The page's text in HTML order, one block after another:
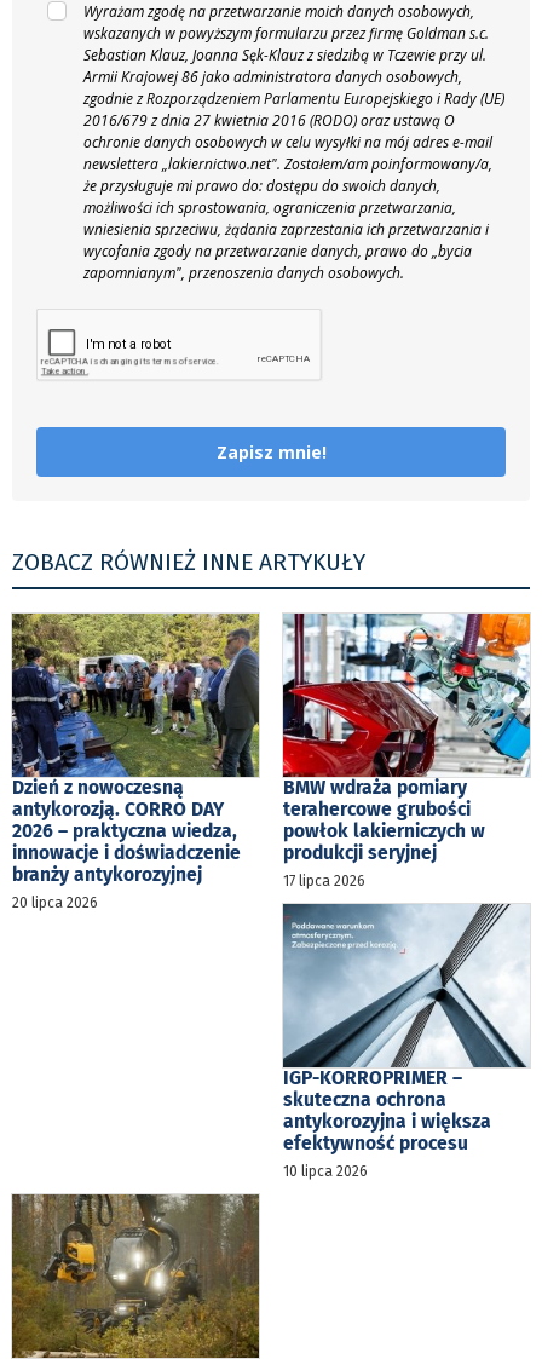
Wyrażam zgodę na przetwarzanie moich danych osobowych,
wskazanych w powyższym formularzu przez firmę Goldman s.c.
Sebastian Klauz, Joanna Sęk-Klauz z siedzibą w Tczewie przy ul.
Armii Krajowej 86 jako administratora danych osobowych,
zgodnie z Rozporządzeniem Parlamentu Europejskiego i Rady (UE)
2016/679 z dnia 27 kwietnia 2016 (RODO) oraz ustawą O
ochronie danych osobowych w celu wysyłki na mój adres e-mail
newslettera „lakiernictwo.net". Zostałem/am poinformowany/a,
że przysługuje mi prawo do: dostępu do swoich danych,
możliwości ich sprostowania, ograniczenia przetwarzania,
wniesienia sprzeciwu, żądania zaprzestania ich przetwarzania i
wycofania zgody na przetwarzanie danych, prawo do „bycia
zapomnianym", przenoszenia danych osobowych.
Zapisz mnie!
ZOBACZ RÓWNIEŻ INNE ARTYKUŁY
Dzień z nowoczesną
antykorozją. CORRO DAY
2026 – praktyczna wiedza,
innowacje i doświadczenie
branży antykorozyjnej
20 lipca 2026
BMW wdraża pomiary
terahercowe grubości
powłok lakierniczych w
produkcji seryjnej
17 lipca 2026
IGP-KORROPRIMER –
skuteczna ochrona
antykorozyjna i większa
efektywność procesu
10 lipca 2026